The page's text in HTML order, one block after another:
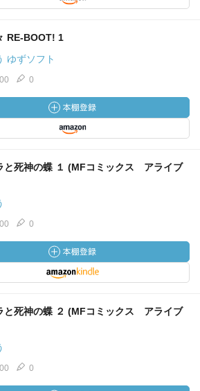
RE-BOOT! 1
ゆずソフト
0
と死神の蝶 １ (MFコミックス アライブ
0
と死神の蝶 ２ (MFコミックス アライブ
0